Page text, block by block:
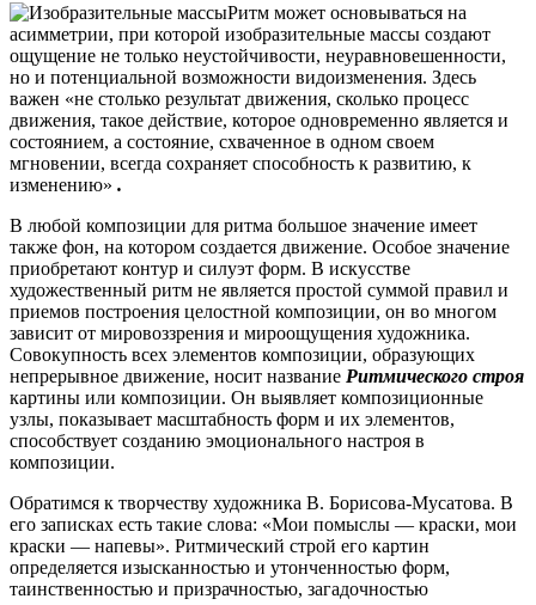
Ритм может основываться на
асимметрии, при которой изобразительные массы создают
ощущение не только неустойчивости, неуравновешенности,
но и потенциальной возможности видоизменения. Здесь
важен «не столько результат движения, сколько процесс
движения, такое действие, которое одновременно является и
состоянием, а состояние, схваченное в одном своем
мгновении, всегда сохраняет способность к развитию, к
изменению» .
В любой композиции для ритма большое значение имеет
также фон, на котором создается движение. Особое значение
приобретают контур и силуэт форм. В искусстве
художественный ритм не является простой суммой правил и
приемов построения целостной композиции, он во многом
зависит от мировоззрения и мироощущения художника.
Совокупность всех элементов композиции, образующих
непрерывное движение, носит название Ритмического строя
картины или композиции. Он выявляет композиционные
узлы, показывает масштабность форм и их элементов,
способствует созданию эмоционального настроя в
композиции.
Обратимся к творчеству художника В. Борисова-Мусатова. В
его записках есть такие слова: «Мои помыслы — краски, мои
краски — напевы». Ритмический строй его картин
определяется изысканностью и утонченностью форм,
таинственностью и призрачностью, загадочностью